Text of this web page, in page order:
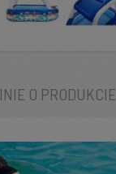
O PRODUKCIE